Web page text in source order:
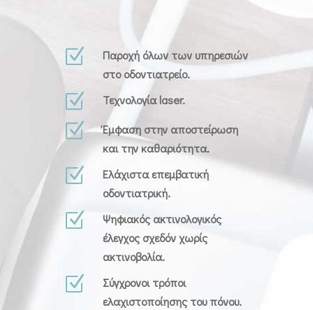
Z
Παροχή όλων των υπηρεσιών
στο οδοντιατρείο.
Z Τεχνολογία laser.
Z
Έμφαση στην αποστείρωση
και την καθαριότητα.
Z
Ελάχιστα επεμβατική
οδοντιατρική.
Z
Ψηφιακός ακτινολογικός
έλεγχος σχεδόν χωρίς
ακτινοβολία.
Z
Σύγχρονοι τρόποι
ελαχιστοποίησης του πόνου.